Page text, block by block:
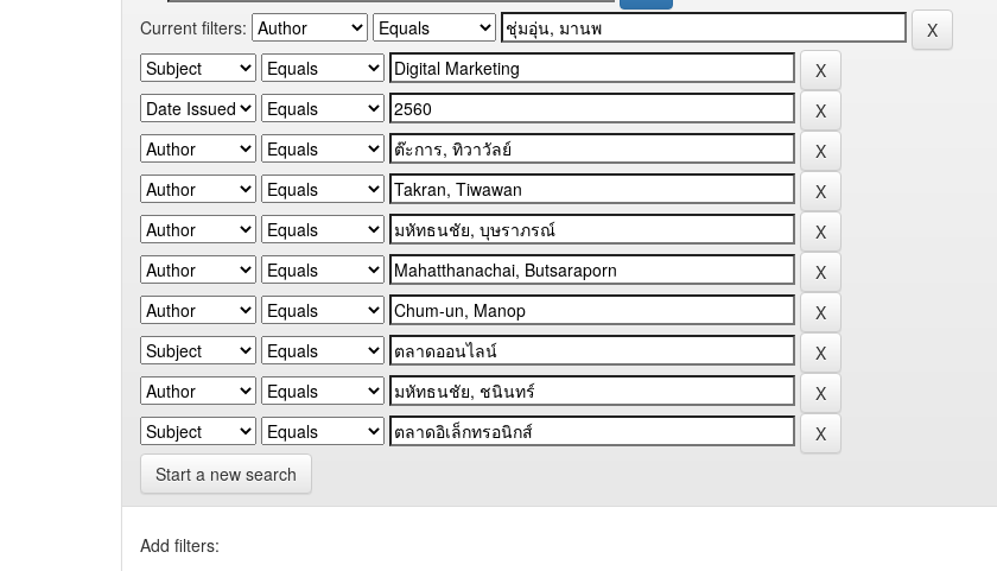
Current filters:
Start a new search
Add filters: